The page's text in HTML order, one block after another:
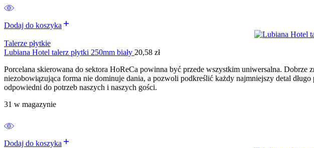
Dodaj do koszyka
Talerze płytkie
Lubiana Hotel talerz płytki 250mm biały 20,58 zł
Porcelana skierowana do sektora HoReCa powinna być przede wszystkim uniwersalna.
niezobowiązująca forma nie dominuje dania, a pozwoli podkreślić każdy najmniejszy detal
odpowiedni do potrzeb naszych i naszych gości.
31 w magazynie
Dodaj do koszyka